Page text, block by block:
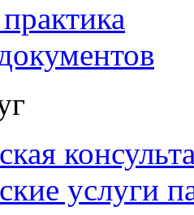
услуги